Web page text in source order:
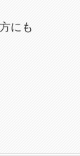
にも